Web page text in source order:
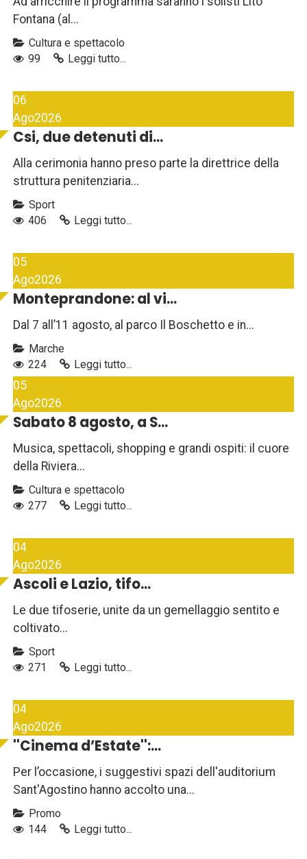
Fontana (al...
Cultura e spettacolo
99
Leggi tutto...
06
Ago2026
Csi, due detenuti di...
Alla cerimonia hanno preso parte la direttrice della
struttura penitenziaria...
Sport
406
Leggi tutto...
05
Ago2026
Monteprandone: al vi...
Dal 7 all’11 agosto, al parco Il Boschetto e in...
Marche
224
Leggi tutto...
05
Ago2026
Sabato 8 agosto, a S...
Musica, spettacoli, shopping e grandi ospiti: il cuore
della Riviera...
Cultura e spettacolo
277
Leggi tutto...
04
Ago2026
Ascoli e Lazio, tifo...
Le due tifoserie, unite da un gemellaggio sentito e
coltivato...
Sport
271
Leggi tutto...
04
Ago2026
''Cinema d’Estate'':...
Per l’occasione, i suggestivi spazi dell'auditorium
Sant'Agostino hanno accolto una...
Promo
144
Leggi tutto...